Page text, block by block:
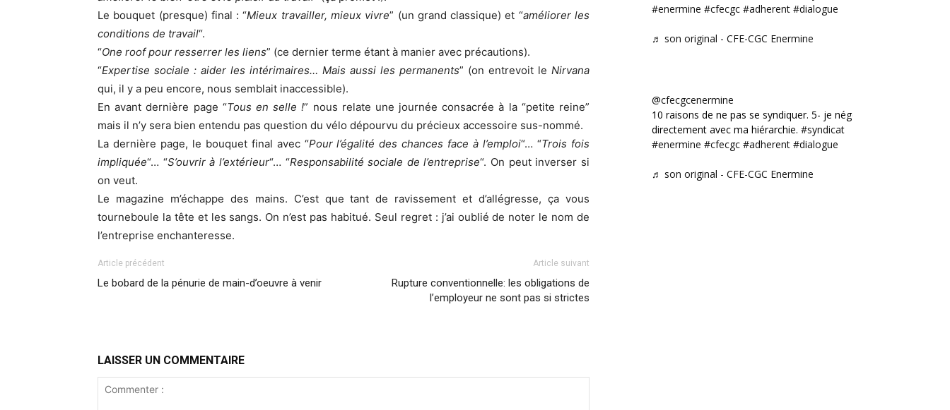
Le bouquet (presque) final : “Mieux travailler, mieux vivre” (un grand classique) et “améliorer les
conditions de travail“.
“One roof pour resserrer les liens” (ce dernier terme étant à manier avec précautions).
“Expertise sociale : aider les intérimaires… Mais aussi les permanents” (on entrevoit le Nirvana
qui, il y a peu encore, nous semblait inaccessible).
En avant dernière page “Tous en selle !” nous relate une journée consacrée à la “petite reine”
mais il n’y sera bien entendu pas question du vélo dépourvu du précieux accessoire sus-nommé.
La dernière page, le bouquet final avec “Pour l’égalité des chances face à l’emploi“… “Trois fois
impliquée“… “S’ouvrir à l’extérieur“… “Responsabilité sociale de l’entreprise“. On peut inverser si
on veut.
Le magazine m’échappe des mains. C’est que tant de ravissement et d’allégresse, ça vous
tourneboule la tête et les sangs. On n’est pas habitué. Seul regret : j’ai oublié de noter le nom de
l’entreprise enchanteresse.
Article précédent
Le bobard de la pénurie de main-d’oeuvre à venir
Article suivant
Rupture conventionnelle: les obligations de
l’employeur ne sont pas si strictes
LAISSER UN COMMENTAIRE
#enermine #cfecgc #adherent #dialogue
♬ son original - CFE-CGC Enermine
@cfecgcenermine
10 raisons de ne pas se syndiquer. 5- je négocie
directement avec ma hiérarchie. #syndicat
#enermine #cfecgc #adherent #dialogue
♬ son original - CFE-CGC Enermine